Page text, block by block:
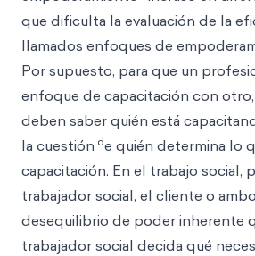
que dificulta la evaluación de la
llamados enfoques de
Por supuesto, para que un
enfoque de capacitación con
deben saber quién está
la cuestión de quién determina lo
capacitación. En el trabajo social,
trabajador social, el cliente o
desequilibrio de poder inherente
trabajador social decida qué